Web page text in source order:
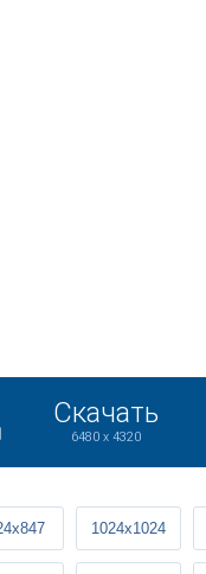
Скачать
6480 x 4320
1024x1024